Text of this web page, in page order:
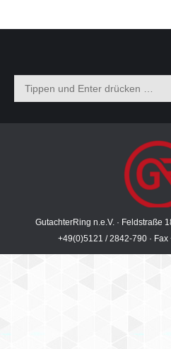
Search:
GutachterRing n.e.V. · Feldstraße
+49(0)5121 / 2842-790 ·